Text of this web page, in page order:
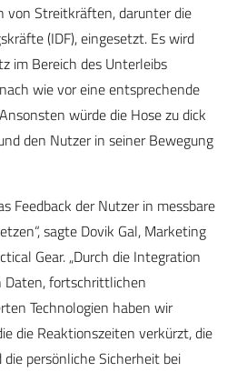
von Streitkräften, darunter die
(IDF), eingesetzt. Es wird
im Bereich des Unterleibs
wie vor eine entsprechende
würde die Hose zu dick
den Nutzer in seiner Bewegung
Feedback der Nutzer in messbare
sagte Dovik Gal, Marketing
Gear. „Durch die Integration
fortschrittlichen
Technologien haben wir
die Reaktionszeiten verkürzt, die
persönliche Sicherheit bei